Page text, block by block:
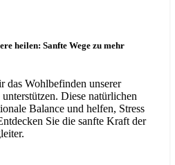
heilen: Sanfte Wege zu mehr
Wohlbefinden unserer
Diese natürlichen
Balance und helfen, Stress
Sie die sanfte Kraft der